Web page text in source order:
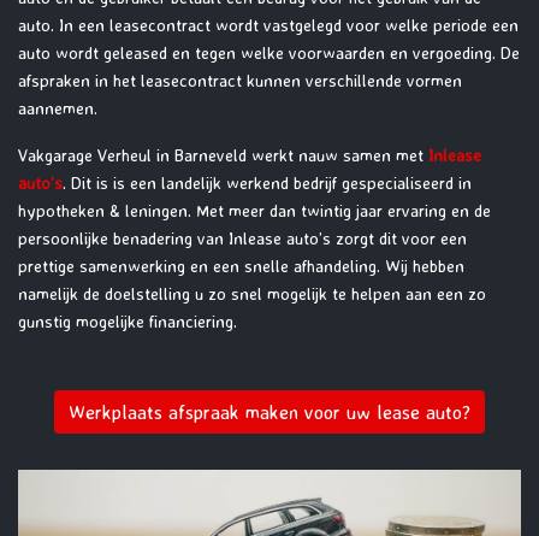
auto. In een leasecontract wordt vastgelegd voor welke periode een
auto wordt geleased en tegen welke voorwaarden en vergoeding. De
afspraken in het leasecontract kunnen verschillende vormen
aannemen.
Vakgarage Verheul in Barneveld werkt nauw samen met Inlease
auto’s. Dit is is een landelijk werkend bedrijf gespecialiseerd in
hypotheken & leningen. Met meer dan twintig jaar ervaring en de
persoonlijke benadering van Inlease auto’s zorgt dit voor een
prettige samenwerking en een snelle afhandeling. Wij hebben
namelijk de doelstelling u zo snel mogelijk te helpen aan een zo
gunstig mogelijke financiering.
Werkplaats afspraak maken voor uw lease auto?